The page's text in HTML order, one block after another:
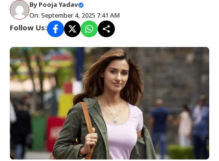
By Pooja Yadav
On: September 4, 2025 7:41 AM
Follow Us: